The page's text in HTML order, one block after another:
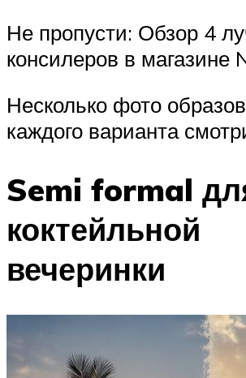
Не пропусти: Обзор 4
консилеров в магазине
Несколько фото
каждого варианта
Semi formal
коктейльной
вечеринки